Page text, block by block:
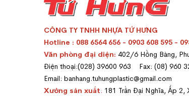
CÔNG TY TNHH NHỰA TỨ HƯNG
Hotline : 088 6564 656 - 0903 608 595 -
Văn phòng đại diện: 402/6 Hồng Bàng,
Điện thoại:(028) 39600 963 Fax: (08) 960
Email: banhang.tuhungplastic@gmail.com
Xưởng sản xuất: 181 Trần Đại Nghĩa, Ấp 2,